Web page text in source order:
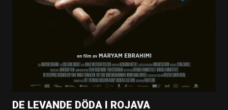
DE LEVANDE DÖDA I ROJAVA